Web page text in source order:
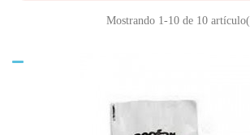
Mostrando 1-10 de 10